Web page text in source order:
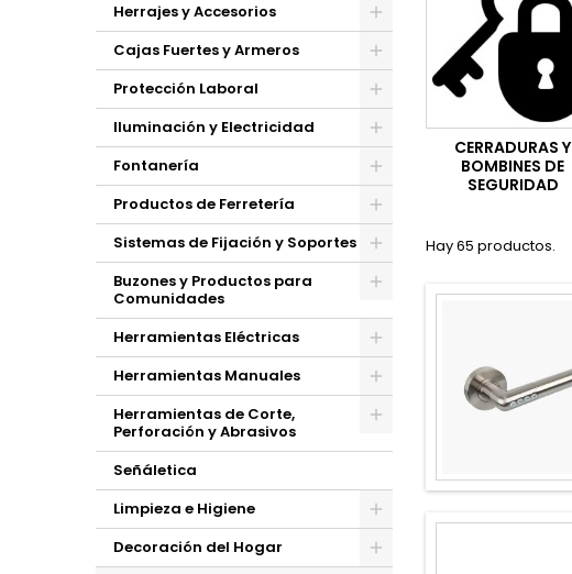
Herrajes y Accesorios
Cajas Fuertes y Armeros
Protección Laboral
Iluminación y Electricidad
Fontanería
Productos de Ferretería
Sistemas de Fijación y Soportes
Buzones y Productos para
Comunidades
Herramientas Eléctricas
Herramientas Manuales
Herramientas de Corte,
Perforación y Abrasivos
Señáletica
Limpieza e Higiene
Decoración del Hogar
CERRADURAS Y
BOMBINES DE
SEGURIDAD
Hay 65 productos.